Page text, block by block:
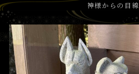
神様からの目線